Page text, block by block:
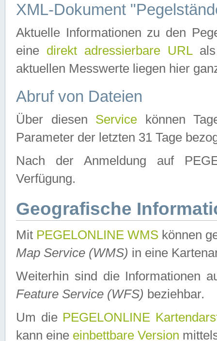
XML-Dokument
Aktuelle Informationen zu den
eine direkt adressierbare URLals
aktuellen Messwerte liegen hier
Abruf von Dateien
Über diesen Service können
Parameter der letzten 31 Tage
Nach der Anmeldung auf
Verfügung.
Geografische
Mit PEGELONLINE WMS können
Map Service (WMS) in eine
Weiterhin sind die Informationen
Feature Service (WFS) beziehbar.
Um die PEGELONLINE
kann eine einbettbare Version